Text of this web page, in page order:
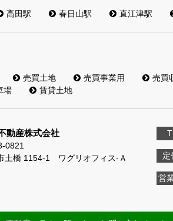
高田駅 春日山駅 直江津駅
売買土地 売買事業用 売買
場 賃貸土地
動産株式会社
0821
土橋 1154-1 ワグリオフィス‐Ａ
定
営